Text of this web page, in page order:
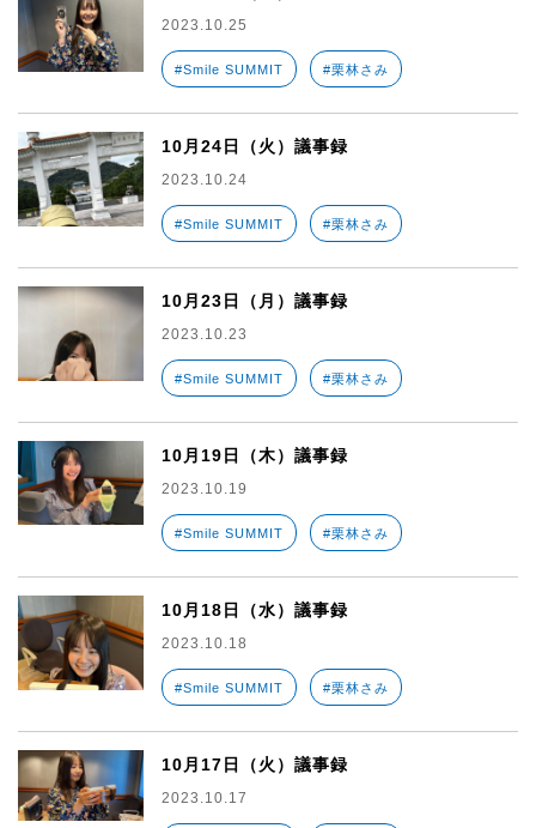
2023.10.25
#Smile SUMMIT #栗林さみ
10月24日（火）議事録
2023.10.24
#Smile SUMMIT #栗林さみ
10月23日（月）議事録
2023.10.23
#Smile SUMMIT #栗林さみ
10月19日（木）議事録
2023.10.19
#Smile SUMMIT #栗林さみ
10月18日（水）議事録
2023.10.18
#Smile SUMMIT #栗林さみ
10月17日（火）議事録
2023.10.17